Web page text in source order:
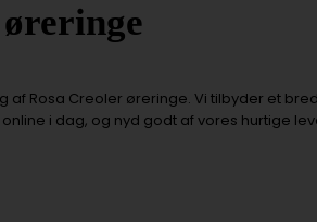
af Rosa Creoler øreringe. Vi tilbyder et
i dag, og nyd godt af vores hurtige